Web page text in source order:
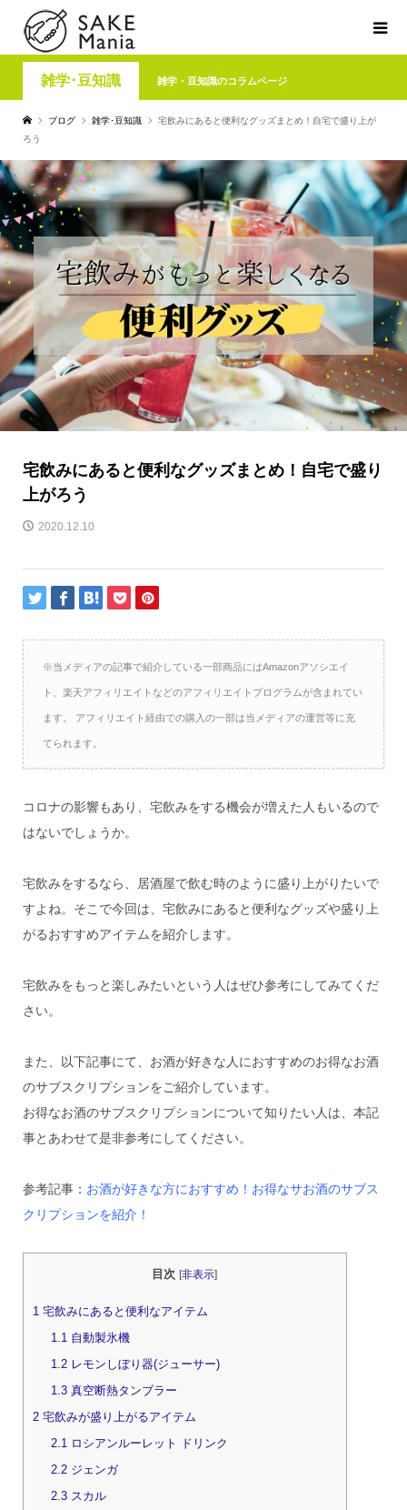
雑学･豆知識 雑学・豆知識のコラムページ
ブログ 雑学･豆知識
宅飲みにあると便利なグッズまとめ！自宅で盛り上が
ろう
宅飲みにあると便利なグッズまとめ！自宅で盛り
上がろう
2020.12.10
※当メディアの記事で紹介している一部商品にはAmazonアソシエイ
ト、楽天アフィリエイトなどのアフィリエイトプログラムが含まれてい
ます。 アフィリエイト経由での購入の一部は当メディアの運営等に充
てられます。
コロナの影響もあり、宅飲みをする機会が増えた人もいるので
はないでしょうか。
宅飲みをするなら、居酒屋で飲む時のように盛り上がりたいで
すよね。そこで今回は、宅飲みにあると便利なグッズや盛り上
がるおすすめアイテムを紹介します。
宅飲みをもっと楽しみたいという人はぜひ参考にしてみてくだ
さい。
また、以下記事にて、お酒が好きな人におすすめのお得なお酒
のサブスクリプションをご紹介しています。
お得なお酒のサブスクリプションについて知りたい人は、本記
事とあわせて是非参考にしてください。
参考記事： お酒が好きな方におすすめ！お得なサお酒のサブス
クリプションを紹介！
目次 [非表示]
1宅飲みにあると便利なアイテム
1.1自動製氷機
1.2レモンしぼり器(ジューサー)
1.3真空断熱タンブラー
2宅飲みが盛り上がるアイテム
2.1ロシアンルーレット ドリンク
2.2ジェンガ
2.3スカル